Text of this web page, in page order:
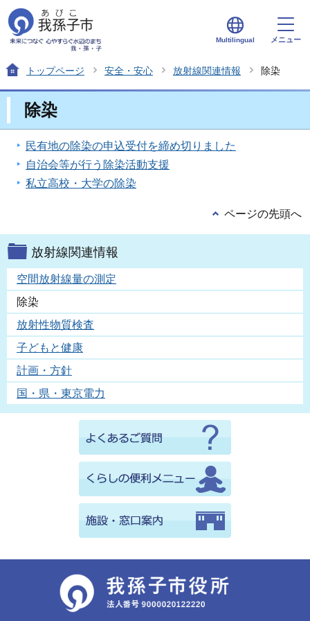
Multilingual メニュー
トップページ 安全・安心 放射線関連情報 除染
除染
民有地の除染の申込受付を締め切りました
自治会等が行う除染活動支援
私立高校・大学の除染
ページの先頭へ
放射線関連情報
空間放射線量の測定
除染
放射性物質検査
子どもと健康
計画・方針
国・県・東京電力